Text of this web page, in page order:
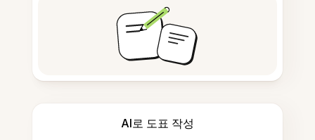
AI로 도표 작성